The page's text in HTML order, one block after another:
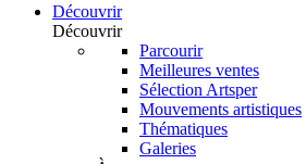
Découvrir
Découvrir
Parcourir
Meilleures ventes
Sélection Artsper
Mouvements artistiques
Thématiques
Galeries